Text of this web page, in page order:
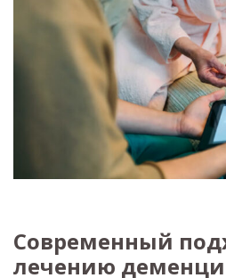
Современный
лечению